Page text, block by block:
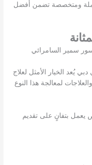
ومتخصصة تضمن أفضل
سمير السامرائي
يُعد الخيار الأمثل لعلاج
لمعالجة هذا النوع
بتفانٍ على تقديم